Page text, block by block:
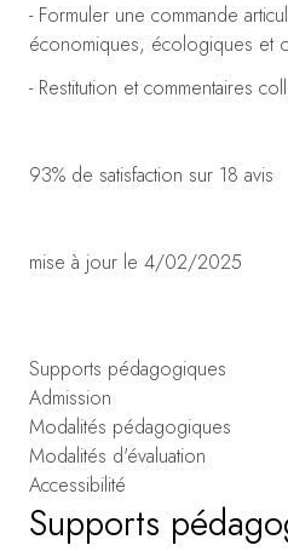
- Formuler une commande
économiques, écologiques et
- Restitution et commentaires
93% de satisfaction sur 18 avis
mise à jour le 4/02/2025
Supports pédagogiques
Admission
Modalités pédagogiques
Modalités d'évaluation
Accessibilité
Supports